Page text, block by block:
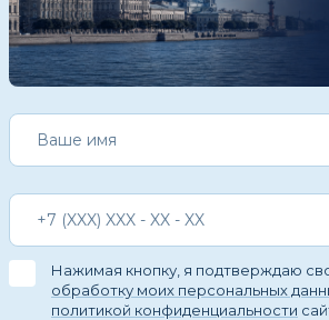
Нажимая кнопку, я подтверждаю
обработку моих персональных
политикой конфиденциальности